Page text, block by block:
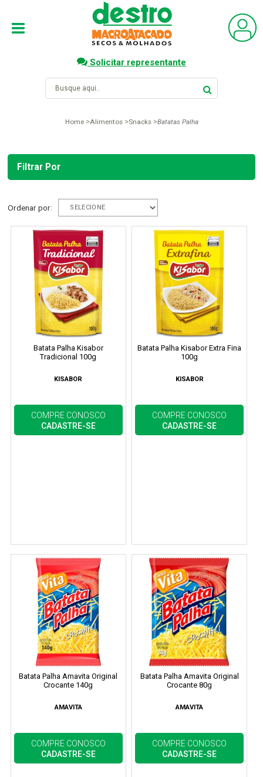
Solicitar representante
Home Alimentos Snacks Batatas Palha
Filtrar Por
Ordenar por:
Batata Palha Kisabor
Tradicional 100g
KISABOR
COMPRE CONOSCO
CADASTRE-SE
Batata Palha Kisabor Extra Fina
100g
KISABOR
COMPRE CONOSCO
CADASTRE-SE
Batata Palha Amavita Original
Crocante 140g
AMAVITA
COMPRE CONOSCO
CADASTRE-SE
Batata Palha Amavita Original
Crocante 80g
AMAVITA
COMPRE CONOSCO
CADASTRE-SE